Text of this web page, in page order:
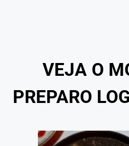
VEJA O
PREPARO